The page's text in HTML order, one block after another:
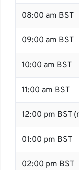
08:00 am BST
09:00 am BST
10:00 am BST
11:00 am BST
12:00 pm BST
01:00 pm BST
02:00 pm BST